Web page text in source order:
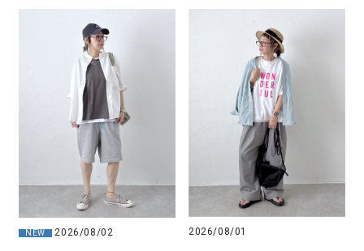
NEW 2026/08/02 2026/08/01